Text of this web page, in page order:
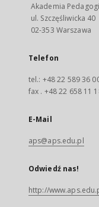
Akademia
ul. Szczęśliwicka 40
02-353 Warszawa
Telefon
tel.: +48 22 589 36
fax . +48 22 658 11
E-Mail
aps@aps.edu.pl
Odwiedź nas!
http://